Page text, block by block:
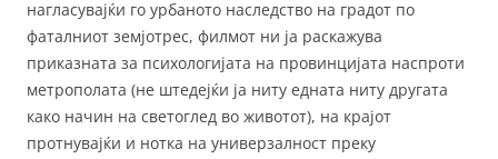
нагласувајќи го урбаното наследство на градот по
фаталниот земјотрес, филмот ни ја раскажува
приказната за психологијата на провинцијата наспроти
метрополата (не штедејќи ја ниту едната ниту другата
како начин на светоглед во животот), на крајот
протнувајќи и нотка на универзалност преку